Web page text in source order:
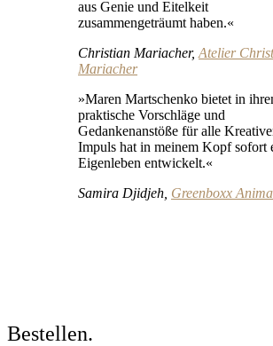
aus Genie und Eitelkeit
zusammengeträumt haben.«
Christian Mariacher, Atelier
Mariacher
»Maren Martschenko bietet in
praktische Vorschläge und
Gedankenanstöße für alle
Impuls hat in meinem Kopf sofort
Eigenleben entwickelt.«
Samira Djidjeh, Greenboxx
Bestellen.